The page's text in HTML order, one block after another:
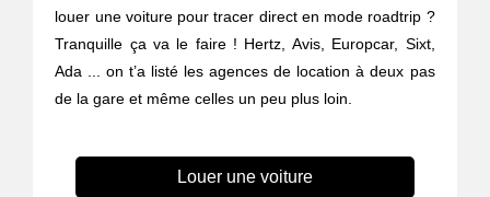
louer une voiture pour tracer direct en mode roadtrip ?
Tranquille ça va le faire ! Hertz, Avis, Europcar, Sixt,
Ada ... on t’a listé les agences de location à deux pas
de la gare et même celles un peu plus loin.
Louer une voiture